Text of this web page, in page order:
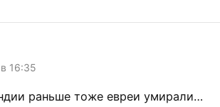
16:35
раньше тоже евреи умирали…